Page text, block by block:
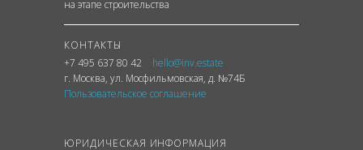
на этапе строительства
КОНТАКТЫ
+7 495 637 80 42
hello@inv.estate
г. Москва, ул. Мосфильмовская, д. №74Б
Пользовательское соглашение
ЮРИДИЧЕСКАЯ ИНФОРМАЦИЯ